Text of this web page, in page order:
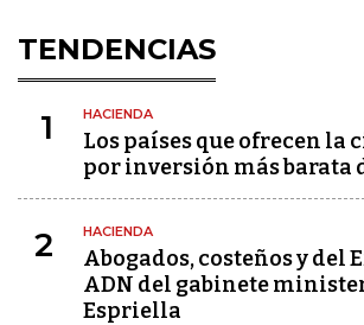
TENDENCIAS
1 HACIENDA
Los países que ofrecen la
por inversión más barata
2 HACIENDA
Abogados, costeños y del
ADN del gabinete
Espriella